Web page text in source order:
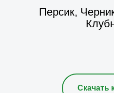
Персик,
Скачать